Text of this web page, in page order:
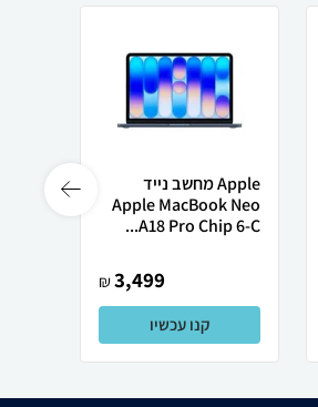
Apple מחשב נייד
Apple MacBook Neo
A18 Pro Chip 6-C...
3,499
₪
קנו עכשיו